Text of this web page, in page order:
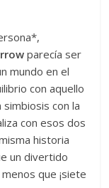
parecía ser
mundo en el
con aquello
con la
con esos dos
historia
un divertido
que ¡siete